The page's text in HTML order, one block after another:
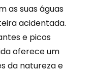
as suas águas
acidentada.
e picos
oferece um
da natureza e